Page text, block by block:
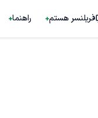
فریلنسر هستم راهنما